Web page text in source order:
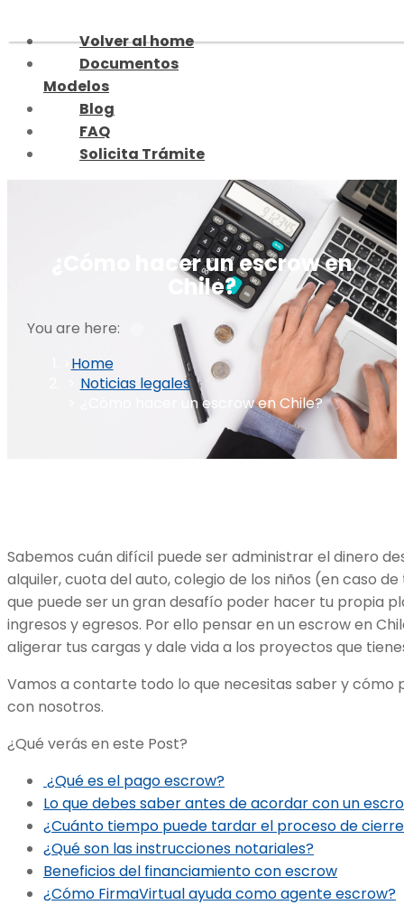
to
content
Volver al home
Documentos
Modelos
Blog
FAQ
Solicita Trámite
¿Cómo hacer un escrow en
Chile?
You are here:
Home
Noticias legales
¿Cómo hacer un escrow en Chile?
Sabemos cuán difícil puede ser administrar el dinero
alquiler, cuota del auto, colegio de los niños (en caso
que puede ser un gran desafío poder hacer tu propia
ingresos y egresos. Por ello pensar en un escrow en
aligerar tus cargas y dale vida a los proyectos que
Vamos a contarte todo lo que necesitas saber y cómo
con nosotros.
¿Qué verás en este Post?
¿Qué es el pago escrow?
Lo que debes saber antes de acordar con un
¿Cuánto tiempo puede tardar el proceso de
¿Qué son las instrucciones notariales?
Beneficios del financiamiento con escrow
¿Cómo FirmaVirtual ayuda como agente escrow?